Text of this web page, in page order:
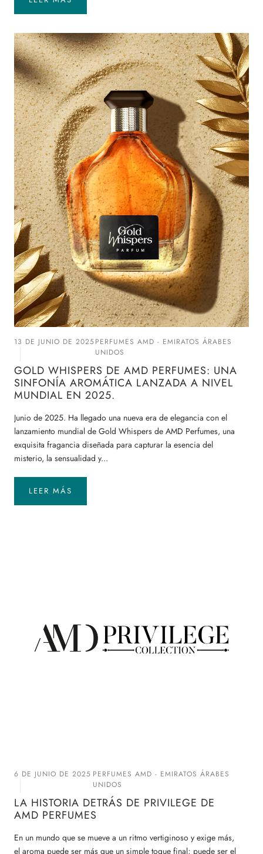
13 DE JUNIO DE 2025PERFUMES AMD - EMIRATOS ÁRABES
UNIDOS
GOLD WHISPERS DE AMD PERFUMES: UNA
SINFONÍA AROMÁTICA LANZADA A NIVEL
MUNDIAL EN 2025.
Junio ​​de 2025. Ha llegado una nueva era de elegancia con el
lanzamiento mundial de Gold Whispers de AMD Perfumes, una
exquisita fragancia diseñada para capturar la esencia del
misterio, la sensualidad y...
LEER MÁS
6 DE JUNIO DE 2025 PERFUMES AMD - EMIRATOS ÁRABES
UNIDOS
LA HISTORIA DETRÁS DE PRIVILEGE DE
AMD PERFUMES
En un mundo que se mueve a un ritmo vertiginoso y exige más,
el aroma puede ser más que un simple toque final; puede ser el